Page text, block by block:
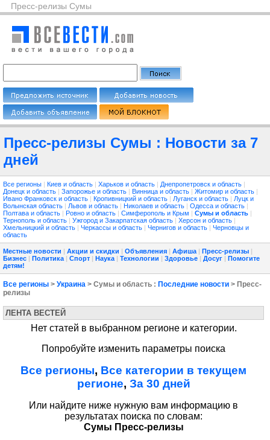
Пресс-релизы Сумы
Пресс-релизы Сумы : Новости за 7
дней
Все регионы | Киев и область | Харьков и область | Днепропетровск и область |
Донецк и область | Запорожье и область | Винница и область | Житомир и область |
Ивано Франковск и область | Кропивницкий и область | Луганск и область | Луцк и
Волынская область | Львов и область | Николаев и область | Одесса и область |
Полтава и область | Ровно и область | Симферополь и Крым | Сумы и область |
Тернополь и область | Ужгород и Закарпатская область | Херсон и область |
Хмельницкий и область | Черкассы и область | Чернигов и область | Черновцы и
область
Местные новости | Акции и скидки | Объявления | Афиша | Пресс-релизы |
Бизнес | Политика | Спорт | Наука | Технологии | Здоровье | Досуг | Помогите
детям!
Все регионы > Украина > Сумы и область : Последние новости > Пресс-
релизы
ЛЕНТА ВЕСТЕЙ
Нет статей в выбранном регионе и категории.
Попробуйте изменить параметры поиска
Все регионы, Все категории в текущем
регионе, За 30 дней
Или найдите ниже нужную вам информацию в
результатах поиска по словам:
Сумы Пресс-релизы